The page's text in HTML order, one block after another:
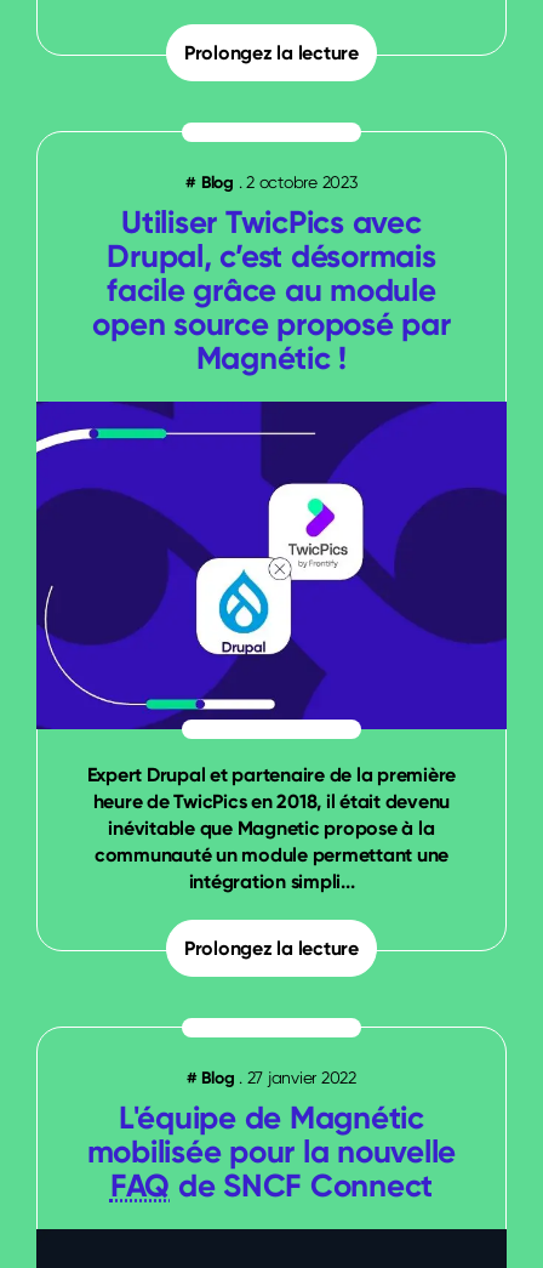
Prolongez la lecture
# Blog .2 octobre 2023
Utiliser TwicPics avec
Drupal, c’est désormais
facile grâce au module
open source proposé par
Magnétic !
Expert Drupal et partenaire de la première
heure de TwicPics en 2018, il était devenu
inévitable que Magnetic propose à la
communauté un module permettant une
intégration simpli...
Prolongez la lecture
#Blog . 27 janvier 2022
L'équipe de Magnétic
mobilisée pour la nouvelle
FAQ de SNCF Connect